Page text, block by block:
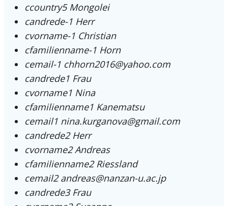
ccountry5 Mongolei
candrede-1 Herr
cvorname-1 Christian
cfamilienname-1 Horn
cemail-1 chhorn2016@yahoo.com
candrede1 Frau
cvorname1 Nina
cfamilienname1 Kanematsu
cemail1 nina.kurganova@gmail.com
candrede2 Herr
cvorname2 Andreas
cfamilienname2 Riessland
cemail2 andreas@nanzan-u.ac.jp
candrede3 Frau